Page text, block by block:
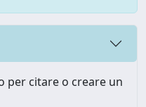
per citare o creare un